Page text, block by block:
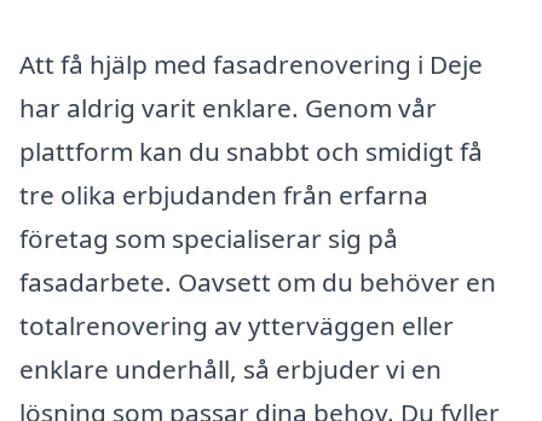
Att få hjälp med fasadrenovering i Deje
har aldrig varit enklare. Genom vår
plattform kan du snabbt och smidigt få
tre olika erbjudanden från erfarna
företag som specialiserar sig på
fasadarbete. Oavsett om du behöver en
totalrenovering av ytterväggen eller
enklare underhåll, så erbjuder vi en
lösning som passar dina behov. Du fyller